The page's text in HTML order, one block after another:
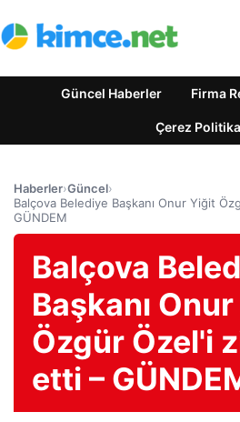
Güncel Haberler Firma
Çerez
Haberler›Güncel›
Balçova Belediye Başkanı Onur Yiğit
GÜNDEM
Balçova
Başkanı
Özgür Özel'i
etti –